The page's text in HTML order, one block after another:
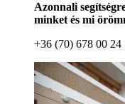
Azonnali
minket és mi
+36 (70) 678 00 24